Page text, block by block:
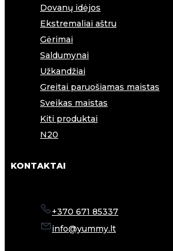
Dovanų idėjos
Ekstremaliai aštru
Gėrimai
Saldumynai
Užkandžiai
Greitai paruošiamas maistas
Sveikas maistas
Kiti produktai
N20
KONTAKTAI
+370 671 85337
info@yummy.lt